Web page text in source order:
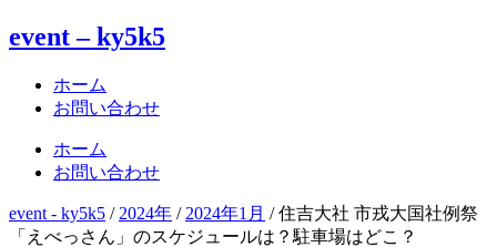
event – ky5k5
ホーム
お問い合わせ
ホーム
お問い合わせ
event - ky5k5 / 2024年 / 2024年1月 /住吉大社 市戎大国社例祭
「えべっさん」のスケジュールは？駐車場はどこ？